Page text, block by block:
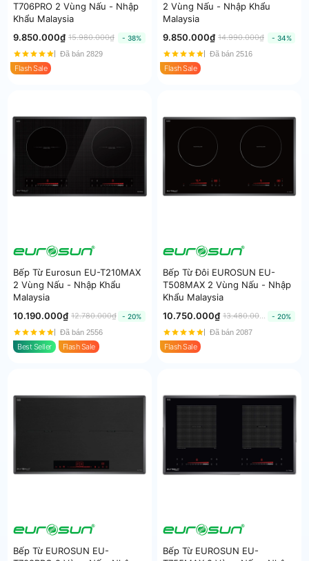
T706PRO 2 Vùng Nấu - Nhập
Khẩu Malaysia
9.850.000₫ 15.980.000₫
- 38%
Đã bán 2829
Flash Sale
2 Vùng Nấu - Nhập Khẩu
Malaysia
9.850.000₫ 14.990.000₫
- 34%
Đã bán 2516
Flash Sale
Bếp Từ Eurosun EU-T210MAX
2 Vùng Nấu - Nhập Khẩu
Malaysia
10.190.000₫ 12.780.000₫
- 20%
Đã bán 2556
Best Seller Flash Sale
Bếp Từ Đôi EUROSUN EU-
T508MAX 2 Vùng Nấu - Nhập
Khẩu Malaysia
10.750.000₫
- 20%
Đã bán 2087
Flash Sale
Bếp Từ EUROSUN EU-
Bếp Từ EUROSUN EU-